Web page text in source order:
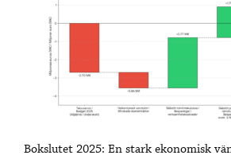
Bokslutet 2025: En stark ekonomisk